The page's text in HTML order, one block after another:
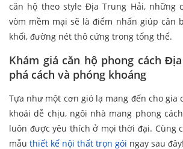
căn hộ theo style Địa Trung Hải, những
vòm mềm mại sẽ là điểm nhấn giúp cân
khối, đường nét thô cứng trong tổng thể.
Khám giá căn hộ phong cách
phá cách và phóng khoáng
Tựa như một cơn gió lạ mang đến cho gia
khoái dễ chịu, ngôi nhà mang phong
luôn được yêu thích ở mọi thời đại. Cùng
mẫu thiết kế nội thất trọn gói ngay sau đây!